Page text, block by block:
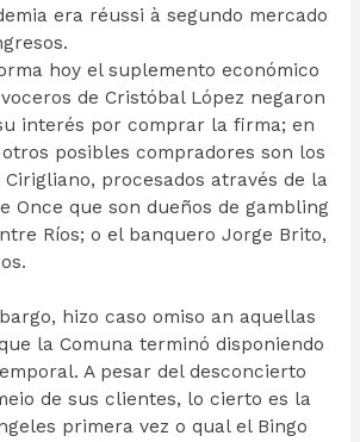
era réussi à segundo mercado
hoy el suplemento económico
de Cristóbal López negaron
interés por comprar la firma; en
posibles compradores son los
Cirigliano, procesados através de la
Once que son dueños de gambling
Ríos; o el banquero Jorge Brito,
hizo caso omiso an aquellas
la Comuna terminó disponiendo
A pesar del desconcierto
de sus clientes, lo cierto es la
primera vez o qual el Bingo